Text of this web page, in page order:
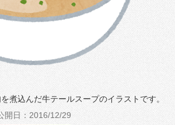
煮込んだ牛テールスープのイラストです。
開日：2016/12/29